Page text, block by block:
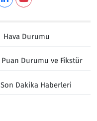
Hava Durumu
Puan Durumu ve Fikstür
Son Dakika Haberleri